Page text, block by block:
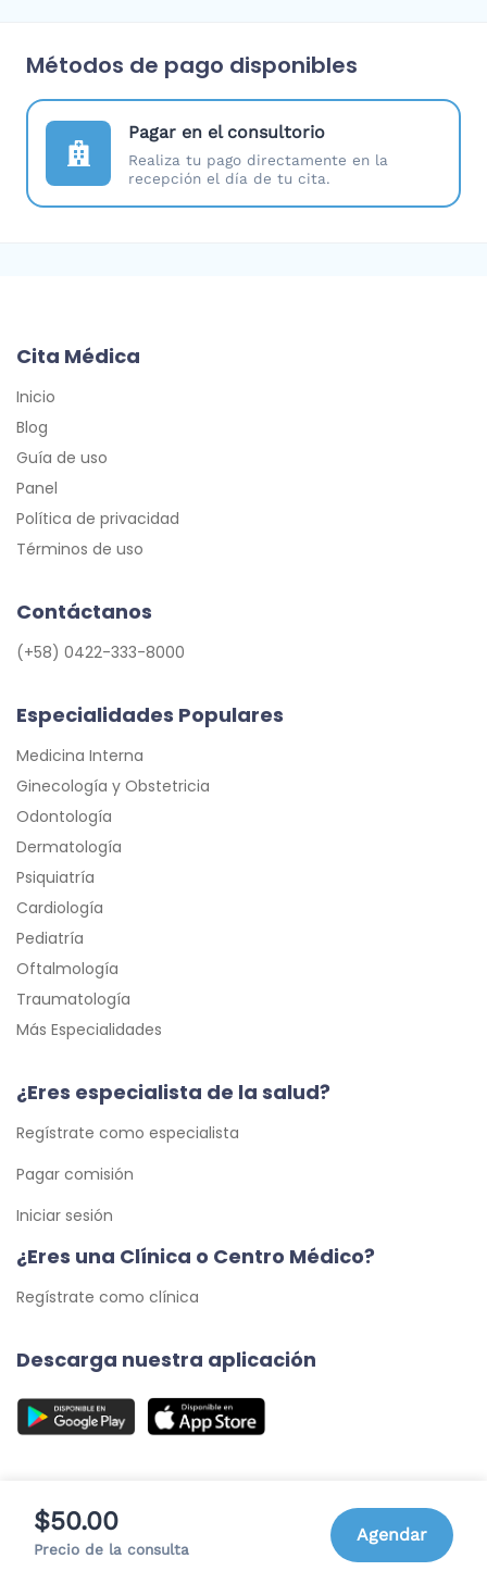
$50.00
Precio de la consulta
Agendar
Métodos de pago disponibles
Pagar en el consultorio
Realiza tu pago directamente en la
recepción el día de tu cita.
Cita Médica
Inicio
Blog
Guía de uso
Panel
Política de privacidad
Términos de uso
Contáctanos
(+58) 0422-333-8000
Especialidades Populares
Medicina Interna
Ginecología y Obstetricia
Odontología
Dermatología
Psiquiatría
Cardiología
Pediatría
Oftalmología
Traumatología
Más Especialidades
¿Eres especialista de la salud?
Regístrate como especialista
Pagar comisión
Iniciar sesión
¿Eres una Clínica o Centro Médico?
Regístrate como clínica
Descarga nuestra aplicación
© 2026 Cita Médica 24/7, C.A. - Todos los Derechos